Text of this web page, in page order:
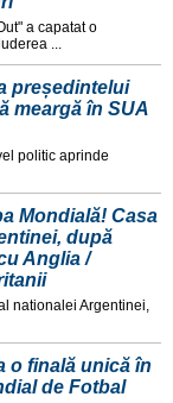
a capatat o
...
președintelui
meargă în SUA
politic aprinde
Mondială! Casa
după
Anglia /
nationalei Argentinei,
o finală unică în
de Fotbal